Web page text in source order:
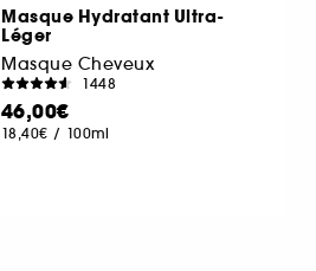
Masque Hydratant Ultra-
Léger
Masque Cheveux
1448
46,00€
18,40€ / 100ml